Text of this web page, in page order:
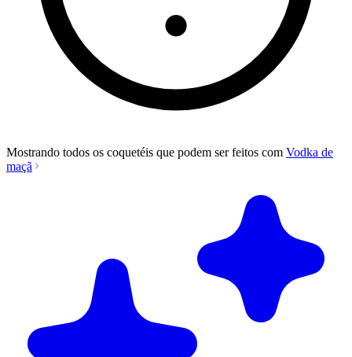
Mostrando todos os coquetéis que podem ser feitos com Vodka de
maçã